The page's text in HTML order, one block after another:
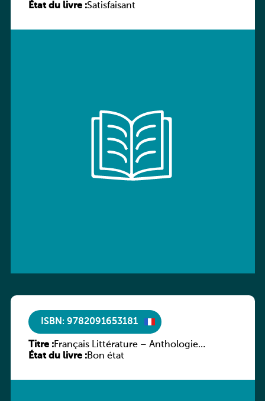
(Schülerbuch) Ausgabe Bayern
État du livre :Satisfaisant
ISBN: 9782091653181
Titre :Français Littérature – Anthologie
chronologique 2de/1re
État du livre :Bon état